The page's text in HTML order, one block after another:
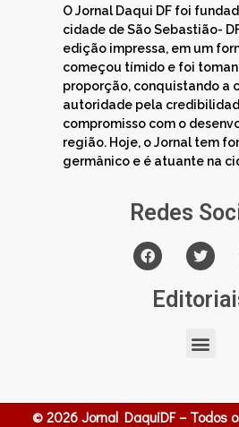
O Jornal Daqui DF foi
cidade de São Sebastião-
edição impressa, em um
começou tímido e foi
proporção, conquistando a
autoridade pela
compromisso com o
região. Hoje, o Jornal tem
germânico e é atuante na
Redes
© 2026 Jornal DaquiDF – Todos